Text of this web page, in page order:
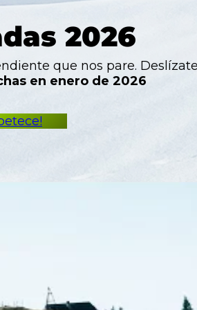
2026
que nos pare.
en enero de 2026